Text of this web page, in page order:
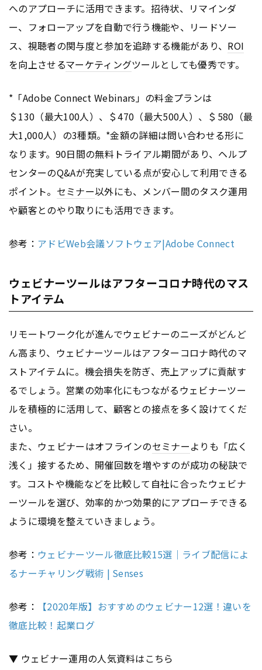
へのアプローチに活用できます。招待状、リマインダ
ー、フォローアップを自動で行う機能や、リードソー
ス、視聴者の関与度と参加を追跡する機能があり、 ROI
を向上させるマーケティングツールとしても優秀です。
*「Adobe Connect Webinars」の料金プランは
＄130（最大100人）、＄470（最大500人）、＄580（最
大1,000人）の3種類。*金額の詳細は問い合わせる形に
なります。90日間の無料トライアル期間があり、ヘルプ
センターのQ&Aが充実している点が安心して利用できる
ポイント。 セミナー以外にも、メンバー間のタスク運用
や顧客とのやり取りにも活用できます。
参考： アドビWeb会議ソフトウェア|Adobe Connect
ウェビナーツールはアフターコロナ時代のマス
トアイテム
リモートワーク化が進んでウェビナーのニーズがどんど
ん高まり、ウェビナーツールはアフターコロナ時代のマ
ストアイテムに。機会損失を防ぎ、売上アップに貢献す
るでしょう。営業の効率化にもつながるウェビナーツー
ルを積極的に活用して、顧客との接点を多く設けてくだ
さい。
また、ウェビナーはオフラインのセミナーよりも「広く
浅く」接するため、開催回数を増やすのが成功の秘訣で
す。コストや機能などを比較して自社に合ったウェビナ
ーツールを選び、効率的かつ効果的にアプローチできる
ように環境を整えていきましょう。
参考： ウェビナーツール徹底比較15選｜ライブ配信によ
るナーチャリング戦術 | Senses
参考：
【2020年版】おすすめのウェビナー12選！違いを
徹底比較！起業ログ
▼ ウェビナー運用の人気資料はこちら